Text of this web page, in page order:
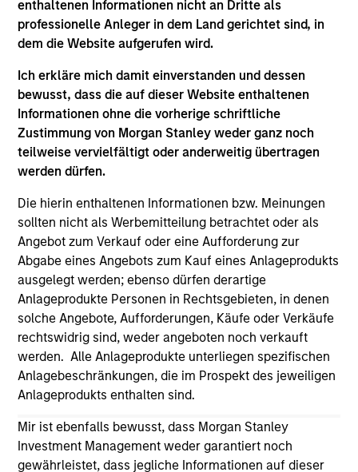
enthaltenen Informationen nicht an Dritte als
professionelle Anleger in dem Land gerichtet sind, in
dem die Website aufgerufen wird.
Ich erkläre mich damit einverstanden und dessen
bewusst, dass die auf dieser Website enthaltenen
Informationen ohne die vorherige schriftliche
Zustimmung von Morgan Stanley weder ganz noch
teilweise vervielfältigt oder anderweitig übertragen
werden dürfen.
Die hierin enthaltenen Informationen bzw. Meinungen
sollten nicht als Werbemitteilung betrachtet oder als
Angebot zum Verkauf oder eine Aufforderung zur
Abgabe eines Angebots zum Kauf eines Anlageprodukts
ausgelegt werden; ebenso dürfen derartige
Anlageprodukte Personen in Rechtsgebieten, in denen
solche Angebote, Aufforderungen, Käufe oder Verkäufe
rechtswidrig sind, weder angeboten noch verkauft
werden. Alle Anlageprodukte unterliegen spezifischen
Anlagebeschränkungen, die im Prospekt des jeweiligen
Anlageprodukts enthalten sind.
Mir ist ebenfalls bewusst, dass Morgan Stanley
Investment Management weder garantiert noch
gewährleistet, dass jegliche Informationen auf dieser
the investment mentioned resulted in positive performance
(for realized holdings), or will perform well in the future (for
current holdings). The trademarks and service marks above
on this website has not been authorized, sponsored, or
otherwise approved by such owners. By clicking on any
links shown here, you agree that you are navigating to a
third party site. We are providing these hyperlinks to you
only as a convenience and the inclusion of any hyperlink is
not and does not imply any endorsement, approval,
investigation, verification or monitoring by us of any
shall we be responsible for the information contained on
the site or your use of such site.
Morgan Stanley